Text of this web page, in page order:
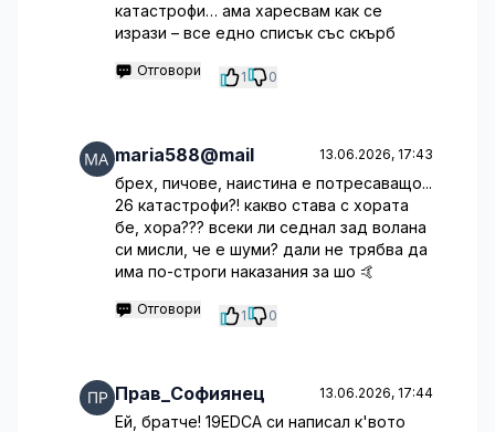
катастрофи… ама харесвам как се
изрази – все едно списък със скърб
Отговори 1 0
maria588@mail 13.06.2026, 17:43
брех, пичове, наистина е потресаващо...
26 катастрофи?! какво става с хората
бе, хора??? всеки ли седнал зад волана
си мисли, че е шуми? дали не трябва да
има по-строги наказания за шо 🤙
Отговори 1 0
Прав_Софиянец 13.06.2026, 17:44
Ей, братче! 19EDCA си написал к'вото